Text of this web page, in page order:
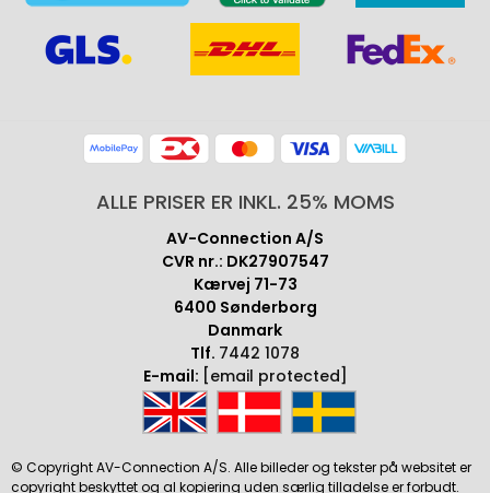
ALLE PRISER ER INKL. 25% MOMS
AV-Connection A/S
CVR nr.: DK27907547
Kærvej 71-73
6400 Sønderborg
Danmark
Tlf. 7442 1078
E-mail: [email protected]
© Copyright AV-Connection A/S. Alle billeder og tekster på websitet er
copyright beskyttet og al kopiering uden særlig tilladelse er forbudt.